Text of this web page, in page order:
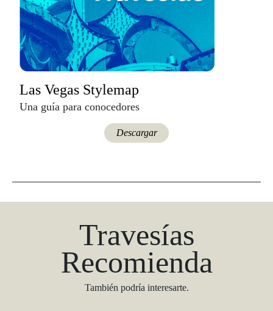
Las Vegas Stylemap
Una guía para conocedores
Descargar
Travesías
Recomienda
También podría interesarte.